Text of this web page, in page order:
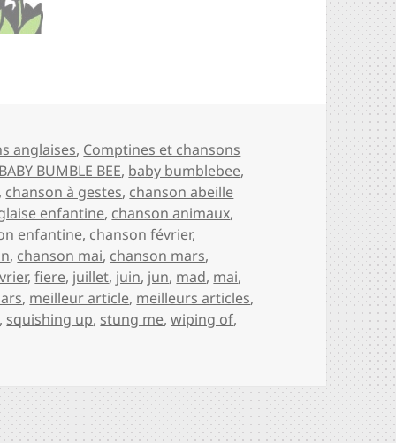
anglaises, Comptines et chansons
BABY BUMBLE BEE, baby bumblebee,
, chanson à gestes, chanson abeille
enfantine, chanson animaux,
enfantine, chanson février,
, chanson mai, chanson mars,
,fiere, juillet, juin, jun, mad, mai,
, meilleur article, meilleurs articles,
, squishing up, stung me,wiping of,